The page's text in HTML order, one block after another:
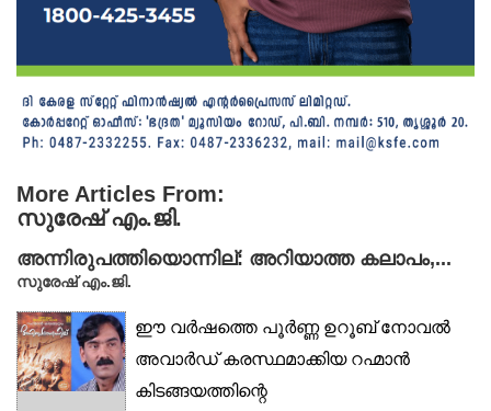
More Articles From:
സുരേഷ് എം.ജി.
അന്നിരുപത്തിയൊന്നില്: അറിയാത്ത കലാപം,...
സുരേഷ് എം.ജി.
ഈ വർഷത്തെ പൂർണ്ണ ഉറൂബ് നോവൽ
അവാർഡ് കരസ്ഥമാക്കിയ റഹ്മാൻ
കിടങ്ങയത്തിന്റെ